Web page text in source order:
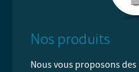
Nos produits
Nous vous proposons